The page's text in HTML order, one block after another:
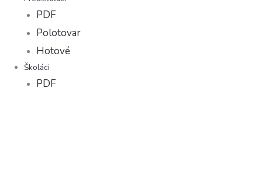
PDF
Polotovar
Hotové
Školáci
PDF